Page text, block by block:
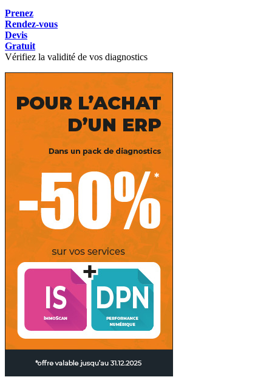
Prenez
Rendez-vous
Devis
Gratuit
Vérifiez la validité de vos diagnostics